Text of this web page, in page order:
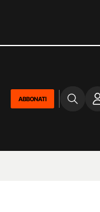
ABBONATI